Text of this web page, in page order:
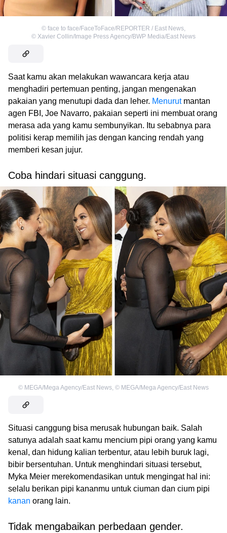
© face to face/FaceToFace/REPORTER / East News,
© Xavier Collin/Image Press Agency/BWP Media/East News
Saat kamu akan melakukan wawancara kerja atau
menghadiri pertemuan penting, jangan mengenakan
pakaian yang menutupi dada dan leher. Menurutmantan
agen FBI, Joe Navarro, pakaian seperti ini membuat orang
merasa ada yang kamu sembunyikan. Itu sebabnya para
politisi kerap memilih jas dengan kancing rendah yang
memberi kesan jujur.
Coba hindari situasi canggung.
© MEGA/Mega Agency/East News, © MEGA/Mega Agency/East News
Situasi canggung bisa merusak hubungan baik. Salah
satunya adalah saat kamu mencium pipi orang yang kamu
kenal, dan hidung kalian terbentur, atau lebih buruk lagi,
bibir bersentuhan. Untuk menghindari situasi tersebut,
Myka Meier merekomendasikan untuk mengingat hal ini:
selalu berikan pipi kananmu untuk ciuman dan cium pipi
kanan orang lain.
Tidak mengabaikan perbedaan gender.